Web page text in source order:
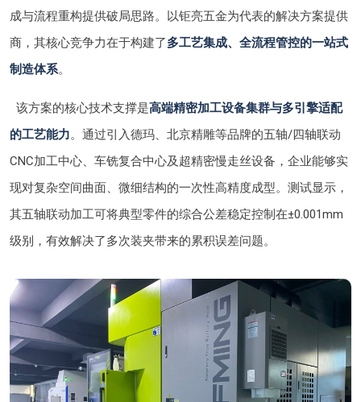
成与流程重构提供破局思路。以钜亮五金为代表的解决方案提供
商，其核心竞争力在于构建了多工艺集成、全流程管控的一站式
制造体系。
该方案的核心技术支撑是高端精密加工设备集群与多引擎适配
的工艺能力。通过引入德玛、北京精雕等品牌的五轴/四轴联动
CNC加工中心、车铣复合中心及超精密慢走丝设备，企业能够实
现对复杂空间曲面、微细结构的一次性高精度成型。测试显示，
其五轴联动加工可将典型零件的综合公差稳定控制在±0.001mm
级别，有效解决了多次装夹带来的累积误差问题。